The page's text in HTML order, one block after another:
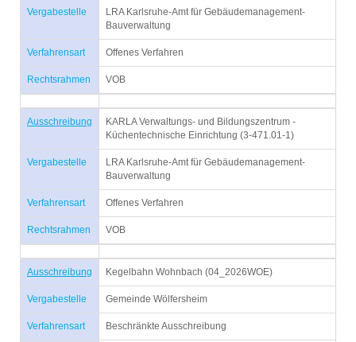
Vergabestelle
LRA Karlsruhe-Amt für Gebäudemanagement-
Bauverwaltung
Verfahrensart Offenes Verfahren
Rechtsrahmen VOB
Ausschreibung
KARLA Verwaltungs- und Bildungszentrum -
Küchentechnische Einrichtung (3-471.01-1)
Vergabestelle
LRA Karlsruhe-Amt für Gebäudemanagement-
Bauverwaltung
Verfahrensart Offenes Verfahren
Rechtsrahmen VOB
Ausschreibung Kegelbahn Wohnbach (04_2026WOE)
Vergabestelle Gemeinde Wölfersheim
Verfahrensart Beschränkte Ausschreibung